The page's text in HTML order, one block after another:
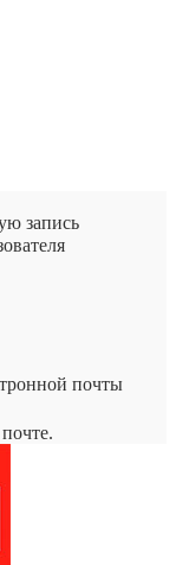
запись
почты